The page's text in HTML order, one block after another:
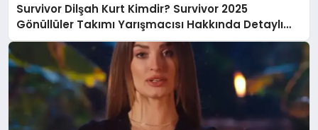
Survivor Dilşah Kurt Kimdir? Survivor 2025
Gönüllüler Takımı Yarışmacısı Hakkında Detaylı
Bilgiler